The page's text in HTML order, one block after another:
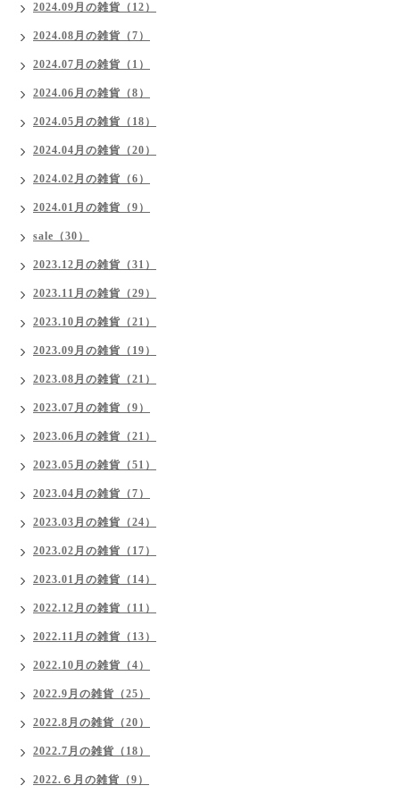
2024.09月の雑貨（12）
2024.08月の雑貨（7）
2024.07月の雑貨（1）
2024.06月の雑貨（8）
2024.05月の雑貨（18）
2024.04月の雑貨（20）
2024.02月の雑貨（6）
2024.01月の雑貨（9）
sale（30）
2023.12月の雑貨（31）
2023.11月の雑貨（29）
2023.10月の雑貨（21）
2023.09月の雑貨（19）
2023.08月の雑貨（21）
2023.07月の雑貨（9）
2023.06月の雑貨（21）
2023.05月の雑貨（51）
2023.04月の雑貨（7）
2023.03月の雑貨（24）
2023.02月の雑貨（17）
2023.01月の雑貨（14）
2022.12月の雑貨（11）
2022.11月の雑貨（13）
2022.10月の雑貨（4）
2022.9月の雑貨（25）
2022.8月の雑貨（20）
2022.7月の雑貨（18）
2022.６月の雑貨（9）